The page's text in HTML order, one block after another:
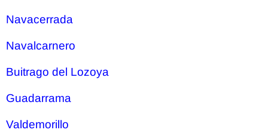
Navacerrada
Navalcarnero
Buitrago del Lozoya
Guadarrama
Valdemorillo